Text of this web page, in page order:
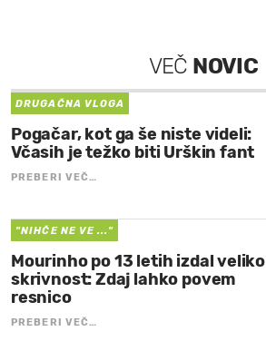
VEČ NOVIC
DRUGAČNA VLOGA
Pogačar, kot ga še niste videli:
Včasih je težko biti Urškin fant
PREBERI VEČ…
"NIHČE NE VE ..."
Mourinho po 13 letih izdal veliko
skrivnost: Zdaj lahko povem
resnico
PREBERI VEČ…